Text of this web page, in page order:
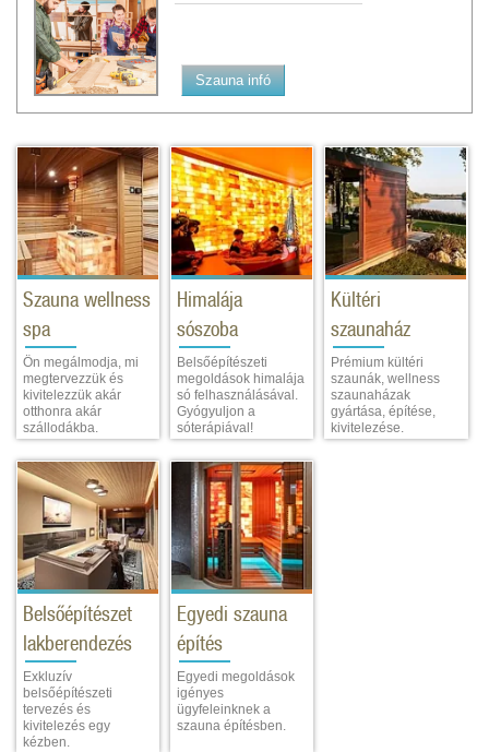
Szauna infó
Szauna wellness
spa
Ön megálmodja, mi
megtervezzük és
kivitelezzük akár
otthonra akár
szállodákba.
Himalája
sószoba
Belsőépítészeti
megoldások himalája
só felhasználásával.
Gyógyuljon a
sóterápiával!
Kültéri
szaunaház
Prémium kültéri
szaunák, wellness
szaunaházak
gyártása, építése,
kivitelezése.
Belsőépítészet
lakberendezés
Exkluzív
belsőépítészeti
tervezés és
kivitelezés egy
kézben.
Egyedi szauna
építés
Egyedi megoldások
igényes
ügyfeleinknek a
szauna építésben.